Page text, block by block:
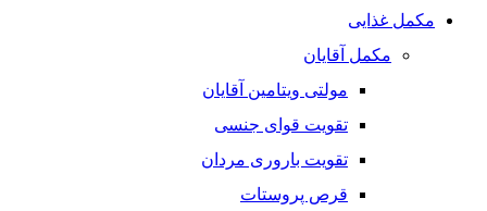
مکمل غذایی
مکمل آقایان
مولتی ویتامین آقایان
تقویت قوای جنسی
تقویت باروری مردان
قرص پروستات